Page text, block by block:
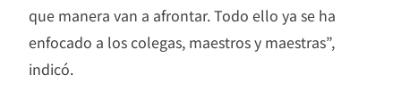
que manera van a afrontar. Todo ello ya se ha
enfocado a los colegas, maestros y maestras”,
indicó.